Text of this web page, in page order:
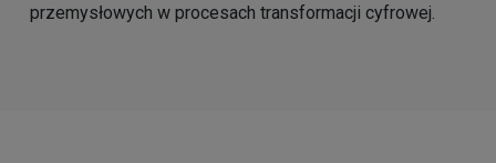
przemysłowych w procesach transformacji cyfrowej.